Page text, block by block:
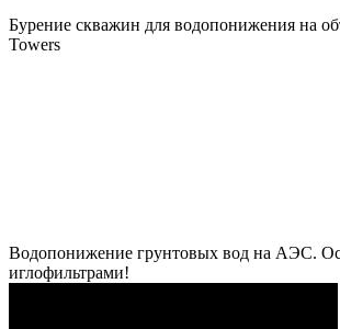
Бурение скважин для водопонижения на
Towers
Водопонижение грунтовых вод на АЭС.
иглофильтрами!